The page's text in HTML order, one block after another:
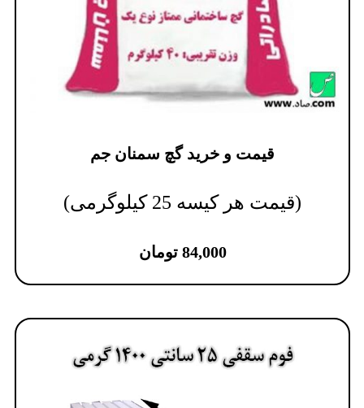
قیمت و خرید گچ سمنان جم
(قیمت هر کیسه 25 کیلوگرمی)
84,000 تومان